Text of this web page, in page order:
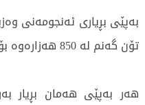
بەپێی بڕیاری ئەنجومەنی
تۆن گەنم لە 850 هەزارەوە بۆ 700 هەزار دینار کەمکراوەتەوە.
هەر بەپێی هەمان بڕیار